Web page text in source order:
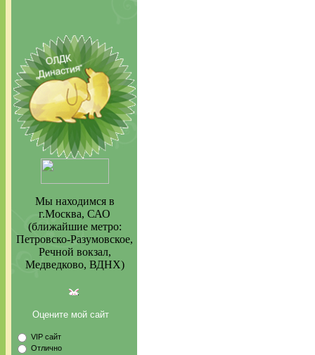
Мы находимся в
г.Москва, САО
(ближайшие метро:
Петровско-Разумовское,
Речной вокзал,
Медведково, ВДНХ)
Оцените мой сайт
VIP сайт
Отлично